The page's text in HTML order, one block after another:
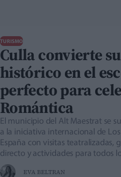
TURISMO
Culla convierte
histórico en el
perfecto para
Romántica
El municipio del Alt Maestrat se
a la iniciativa internacional de
España con visitas teatralizadas,
directo y actividades para todos
EVA BELTRAN